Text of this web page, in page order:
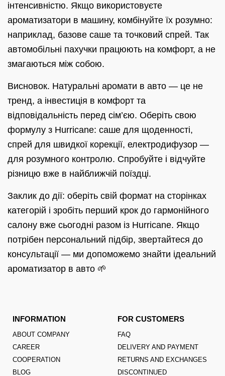
інтенсивністю. Якщо використовуєте
ароматизатори в машину, комбінуйте їх розумно:
наприклад, базове саше та точковий спрей. Так
автомобільні пахучки працюють на комфорт, а не
змагаються між собою.
Висновок. Натуральні аромати в авто — це не
тренд, а інвестиція в комфорт та
відповідальність перед сім’єю. Оберіть свою
формулу з Hurricane: саше для щоденності,
спрей для швидкої корекції, електродифузор —
для розумного контролю. Спробуйте і відчуйте
різницю вже в найближчій поїздці.
Заклик до дії: оберіть свій формат на сторінках
категорій і зробіть перший крок до гармонійного
салону вже сьогодні разом із Hurricane. Якщо
потрібен персональний підбір, звертайтеся до
консультації — ми допоможемо знайти ідеальний
ароматизатор в авто 🌱
INFORMATION
ABOUT COMPANY
CAREER
COOPERATION
BLOG
FOR CUSTOMERS
FAQ
DELIVERY AND PAYMENT
RETURNS AND EXCHANGES
DISCONTINUED